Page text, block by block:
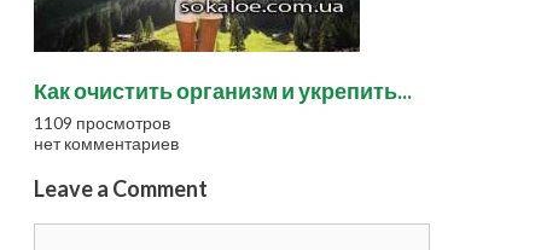
Как очистить организм и укрепить...
1109 просмотров
нет комментариев
Leave a Comment